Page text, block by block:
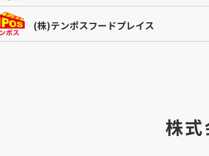
(株)テンポスフードプレイス
株